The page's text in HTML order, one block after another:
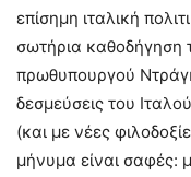
επίσημη ιταλική
σωτήρια καθοδήγηση
πρωθυπουργού
δεσμεύσεις του
(και με νέες
μήνυμα είναι σαφές: